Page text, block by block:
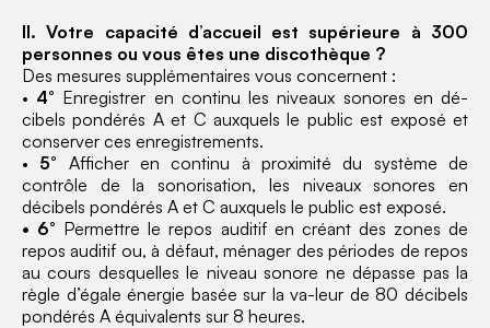
II. Votre capacité d’accueil est supérieure à 300
personnes ou vous êtes une discothèque ?
Des mesures supplémentaires vous concernent :
• 4° Enregistrer en continu les niveaux sonores en dé-
cibels pondérés A et C auxquels le public est exposé et
conserver ces enregistrements.
• 5° Afficher en continu à proximité du système de
contrôle de la sonorisation, les niveaux sonores en
décibels pondérés A et C auxquels le public est exposé.
• 6° Permettre le repos auditif en créant des zones de
repos auditif ou, à défaut, ménager des périodes de repos
au cours desquelles le niveau sonore ne dépasse pas la
règle d’égale énergie basée sur la va-leur de 80 décibels
pondérés A équivalents sur 8 heures.